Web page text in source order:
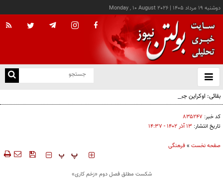
دوشنبه ۱۹ مرداد ۱۴۰۵ |
Monday , 10 August 2026
باز
و
بقائی: اوکراین جبران نکند، جبران می‌کنیم
کد خبر: ۸۳۵۲۴۷
تاریخ انتشار: ۱۳ آذر ۱۴۰۲ - ۱۴:۳۷
صفحه نخست »فرهنگی
‍‍‍ پ پ
شکست مطلق فصل دوم «زخم کاری»